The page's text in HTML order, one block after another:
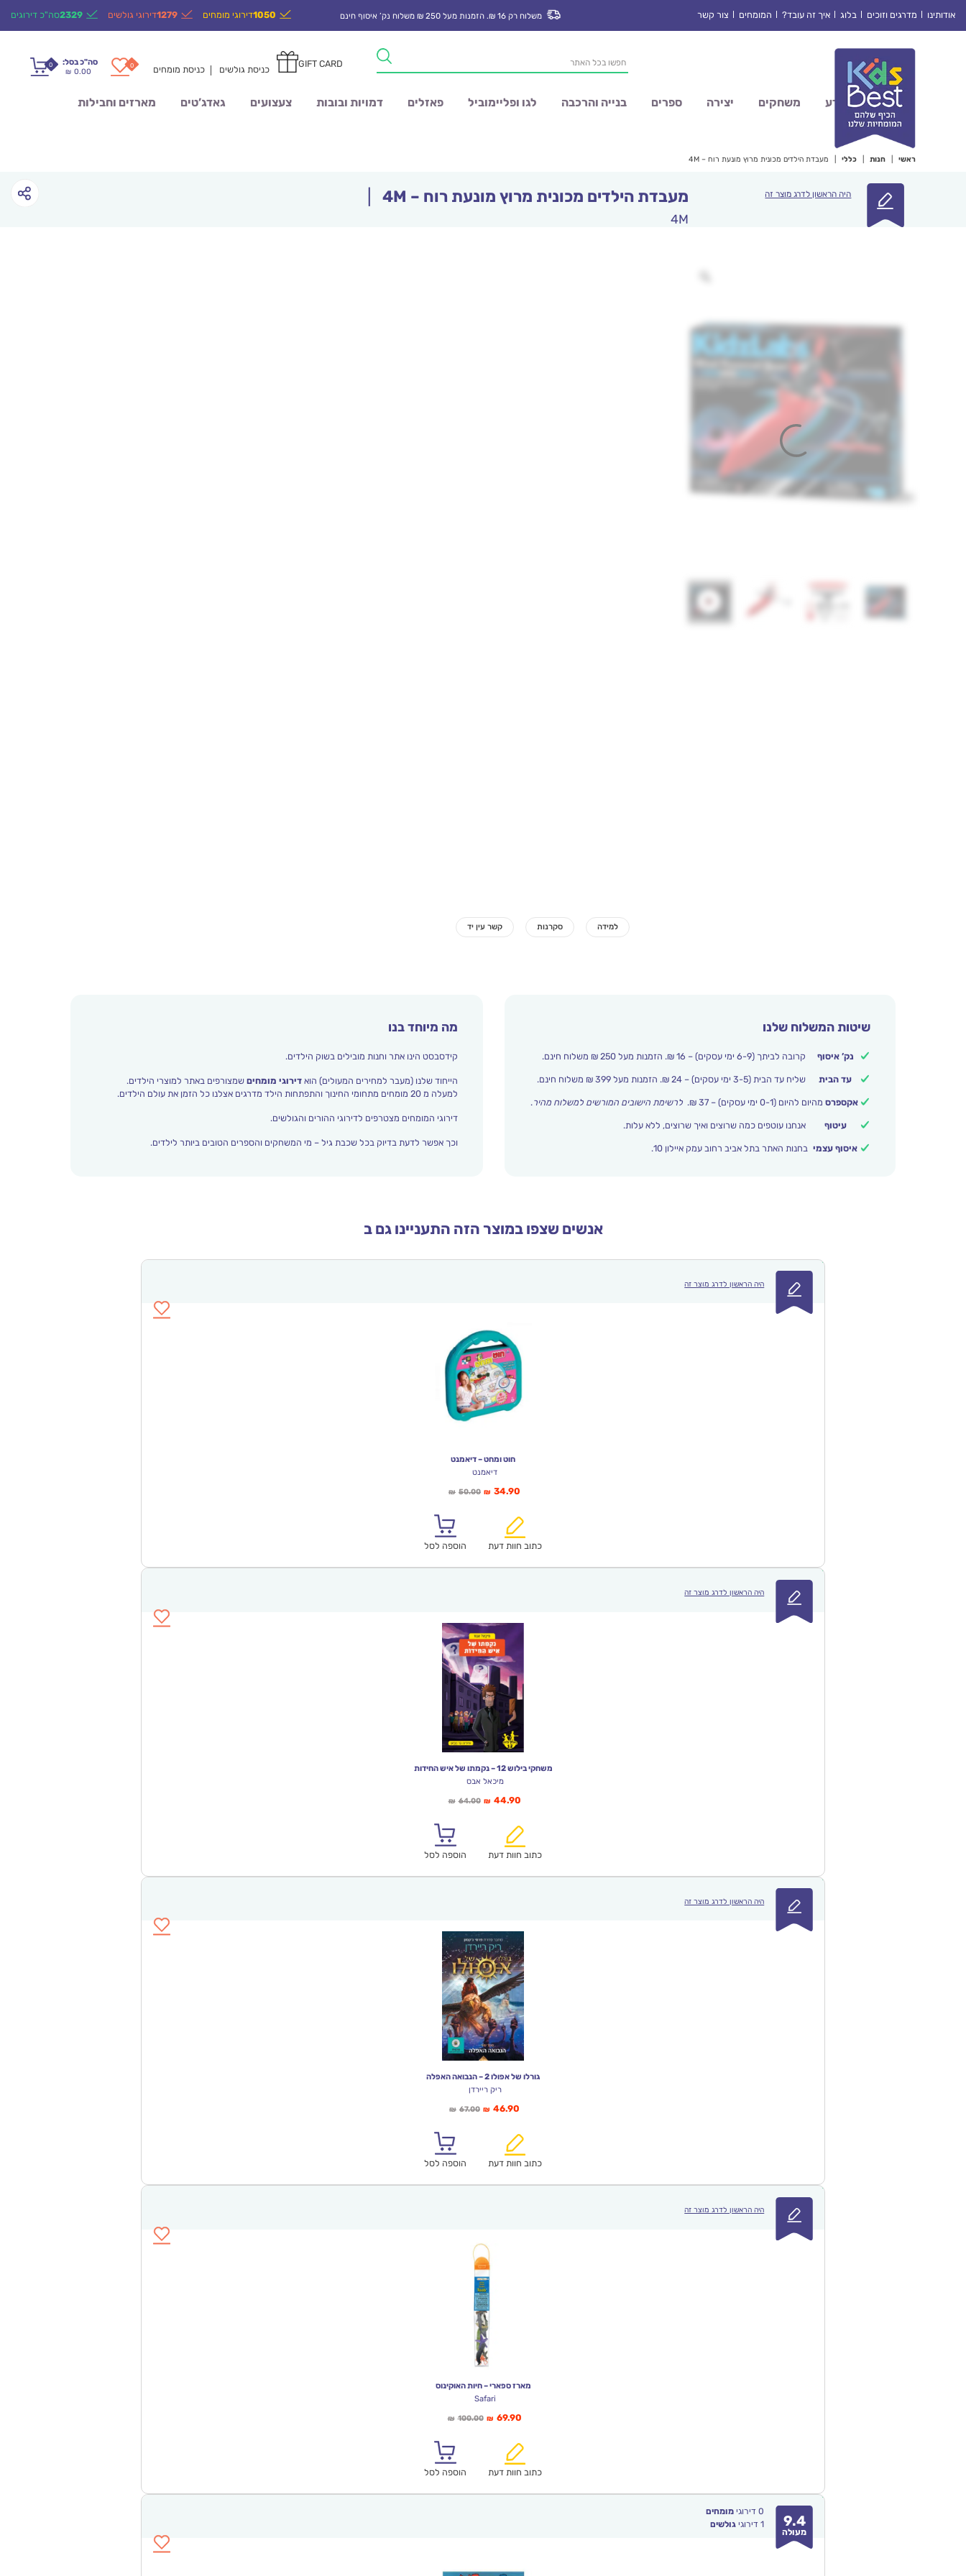
אודותינו מדרגים וזוכים בלוג איך זה עובד? המומחים צור קשר משלוח רק 16 ₪. הזמנות מעל 250 ₪ משלוח נק’ איסוף חינם 1050דירוגי מומחים 1279דירוגי גולשים 2329סה"כ דירוגים
Products
search
GIFT CARD כניסת גולשים כניסת מומחים 0
0 סה"כ בסל:
₪ 0.00
מדע משחקים יצירה ספרים בנייה והרכבה לגו ופליימוביל פאזלים דמויות ובובות צעצועים גאדג’טים מארזים וחבילות
ראשי חנות כללי מעבדת הילדים מכונית מרוץ מונעת רוח – 4M
היה הראשון לדרג מוצר זה מעבדת הילדים מכונית מרוץ מונעת רוח – 4M
4M
שיטות המשלוח שלנו
נק’ איסוף קרובה לביתך (6-9 ימי עסקים) – 16 ₪. הזמנות מעל 250 ₪ משלוח חינם.
עד הבית שליח עד הבית (3-5 ימי עסקים) – 24 ₪. הזמנות מעל 399 ₪ משלוח חינם.
אקספרס מהיום להיום (0-1 ימי עסקים) – 37 ₪. לרשימת הישובים המורשים למשלוח מהיר.
עיטוף אנחנו עוטפים כמה שרוצים ואיך שרוצים, ללא עלות.
איסוף עצמי בחנות האתר בתל אביב רחוב עמק איילון 10.
מה מיוחד בנו
קידסבסט הינו אתר וחנות מובילים בשוק הילדים.
הייחוד שלנו (מעבר למחירים המעולים) הוא דירוגי מומחיםשמצורפים באתר למוצרי הילדים.
למעלה מ 20 מומחים מתחומי החינוך והתפתחות הילד מדרגים אצלנו כל הזמן את עולם הילדים.
דירוגי המומחים מצטרפים לדירוגי ההורים והגולשים.
וכך אפשר לדעת בדיוק בכל שכבת גיל – מי המשחקים והספרים הטובים ביותר לילדים.
אנשים שצפו במוצר הזה התעניינו גם ב
היה הראשון לדרג מוצר זה
חוט ומחט – דיאמנט
דיאמנט
₪ 50.00המחיר
₪50.00.
₪ 34.90
הוא:
כתוב חוות דעת
הוספה לסל
היה הראשון לדרג מוצר זה
משחקי בילוש 12 – נקמתו של איש החידות
מיכאל אבס
₪ 64.00המחיר
₪64.00.
₪ 44.90המחיר
הוא:
כתוב חוות דעת
הוספה לסל
היה הראשון לדרג מוצר זה
גורלו של אפולו 2 – הנבואה האפלה
ריק ריירדן
₪ 67.00המחיר
₪67.00.
₪ 46.90
הוא:
כתוב חוות דעת
הוספה לסל
היה הראשון לדרג מוצר זה
מארז ספארי – חיות האוקינוס
Safari
₪ 100.00המחיר
₪ 69.90המחיר
הוא:
כתוב חוות דעת
הוספה לסל
9.4
מעולה
0 דירוגימומחים
1 דירוגיגולשים